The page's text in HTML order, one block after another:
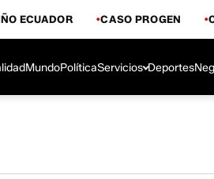
ECUADOR CASO PROGEN
MundoPolíticaServicios Deportes